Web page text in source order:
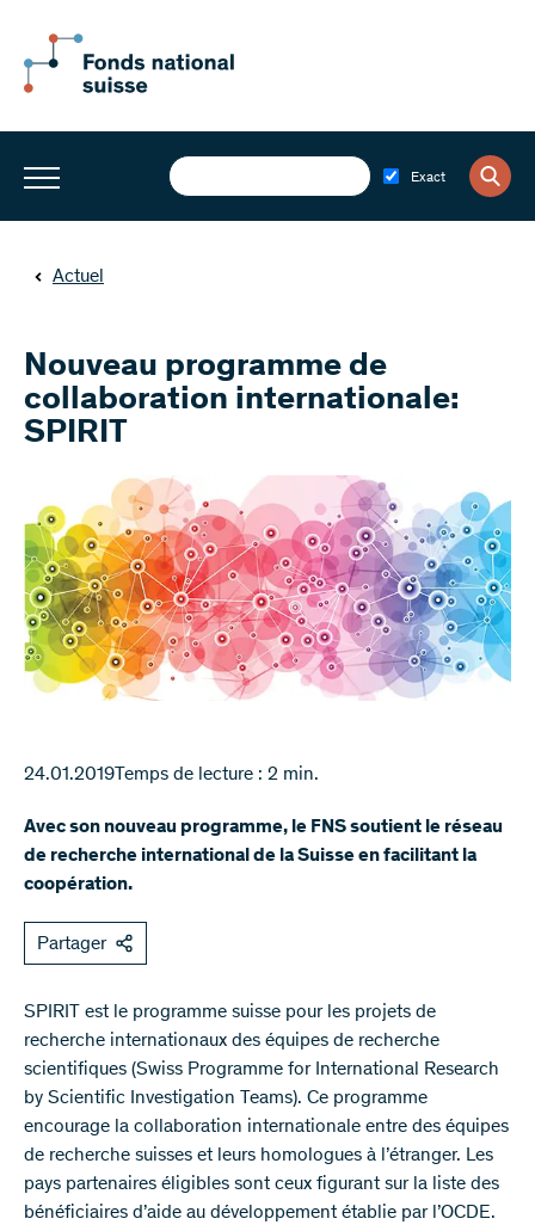
Exact
Actuel
Nouveau programme de
collaboration internationale:
SPIRIT
24.01.2019Temps de lecture : 2 min.
Avec son nouveau programme, le FNS soutient le réseau
de recherche international de la Suisse en facilitant la
coopération.
Partager
SPIRIT est le programme suisse pour les projets de
recherche internationaux des équipes de recherche
scientifiques (Swiss Programme for International Research
by Scientific Investigation Teams). Ce programme
encourage la collaboration internationale entre des équipes
de recherche suisses et leurs homologues à l’étranger. Les
pays partenaires éligibles sont ceux figurant sur la liste des
bénéficiaires d’aide au développement établie par l’OCDE.